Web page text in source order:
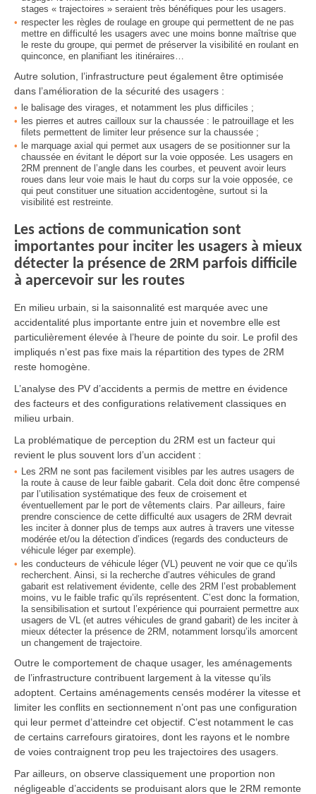
stages « trajectoires » seraient très bénéfiques pour les usagers.
respecter les règles de roulage en groupe qui permettent de ne pas
mettre en difficulté les usagers avec une moins bonne maîtrise que
le reste du groupe, qui permet de préserver la visibilité en roulant en
quinconce, en planifiant les itinéraires…
Autre solution, l’infrastructure peut également être optimisée
dans l’amélioration de la sécurité des usagers :
le balisage des virages, et notamment les plus difficiles ;
les pierres et autres cailloux sur la chaussée : le patrouillage et les
filets permettent de limiter leur présence sur la chaussée ;
le marquage axial qui permet aux usagers de se positionner sur la
chaussée en évitant le déport sur la voie opposée. Les usagers en
2RM prennent de l’angle dans les courbes, et peuvent avoir leurs
roues dans leur voie mais le haut du corps sur la voie opposée, ce
qui peut constituer une situation accidentogène, surtout si la
visibilité est restreinte.
Les actions de communication sont
importantes pour inciter les usagers à mieux
détecter la présence de 2RM parfois difficile
à apercevoir sur les routes
En milieu urbain, si la saisonnalité est marquée avec une
accidentalité plus importante entre juin et novembre elle est
particulièrement élevée à l’heure de pointe du soir. Le profil des
impliqués n’est pas fixe mais la répartition des types de 2RM
reste homogène.
L’analyse des PV d’accidents a permis de mettre en évidence
des facteurs et des configurations relativement classiques en
milieu urbain.
La problématique de perception du 2RM est un facteur qui
revient le plus souvent lors d’un accident :
Les 2RM ne sont pas facilement visibles par les autres usagers de
la route à cause de leur faible gabarit. Cela doit donc être compensé
par l’utilisation systématique des feux de croisement et
éventuellement par le port de vêtements clairs. Par ailleurs, faire
prendre conscience de cette difficulté aux usagers de 2RM devrait
les inciter à donner plus de temps aux autres à travers une vitesse
modérée et/ou la détection d’indices (regards des conducteurs de
véhicule léger par exemple).
les conducteurs de véhicule léger (VL) peuvent ne voir que ce qu’ils
recherchent. Ainsi, si la recherche d’autres véhicules de grand
gabarit est relativement évidente, celle des 2RM l’est probablement
moins, vu le faible trafic qu’ils représentent. C’est donc la formation,
la sensibilisation et surtout l’expérience qui pourraient permettre aux
usagers de VL (et autres véhicules de grand gabarit) de les inciter à
mieux détecter la présence de 2RM, notamment lorsqu’ils amorcent
un changement de trajectoire.
Outre le comportement de chaque usager, les aménagements
de l’infrastructure contribuent largement à la vitesse qu’ils
adoptent. Certains aménagements censés modérer la vitesse et
limiter les conflits en sectionnement n’ont pas une configuration
qui leur permet d’atteindre cet objectif. C’est notamment le cas
de certains carrefours giratoires, dont les rayons et le nombre
de voies contraignent trop peu les trajectoires des usagers.
Par ailleurs, on observe classiquement une proportion non
négligeable d’accidents se produisant alors que le 2RM remonte